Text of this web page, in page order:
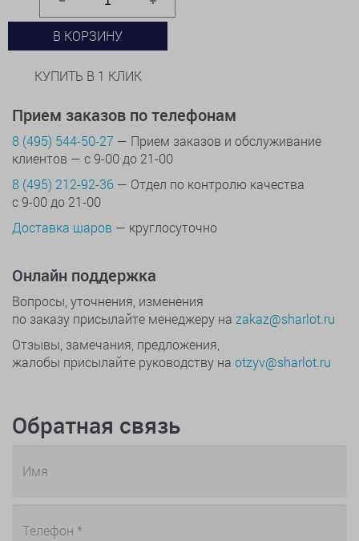
В КОРЗИНУ
КУПИТЬ В 1 КЛИК
Прием заказов по телефонам
8 (495) 544-50-27 — Прием заказов и обслуживание
клиентов — с 9-00 до 21-00
8 (495) 212-92-36 — Отдел по контролю качества
с 9-00 до 21-00
Доставка шаров — круглосуточно
Онлайн поддержка
Вопросы, уточнения, изменения
по заказу присылайте менеджеру на zakaz@sharlot.ru
Отзывы, замечания, предложения,
жалобы присылайте руководству на otzyv@sharlot.ru
Обратная связь